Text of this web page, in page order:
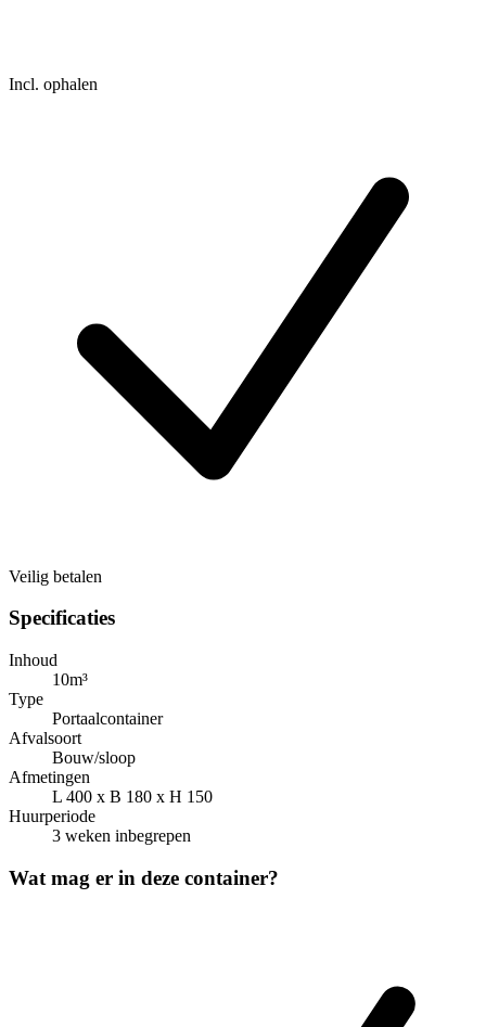
Incl. ophalen
Veilig betalen
Specificaties
Inhoud
10m³
Type
Portaalcontainer
Afvalsoort
Bouw/sloop
Afmetingen
L 400 x B 180 x H 150
Huurperiode
3 weken inbegrepen
Wat mag er in deze container?